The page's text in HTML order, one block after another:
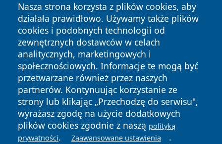
Nasza strona korzysta z plików cookies, aby
działała prawidłowo. Używamy także plików
cookies i podobnych technologii od
zewnętrznych dostawców w celach
analitycznych, marketingowych i
społecznościowych. Informacje te mogą być
przetwarzane również przez naszych
partnerów. Kontynuując korzystanie ze
strony lub klikając „Przechodzę do serwisu",
wyrażasz zgodę na użycie dodatkowych
plików cookies zgodnie z naszą polityką
prywatności. Zaawansowane ustawienia .
Copyright © 2026 tomaszowonline.pl Wszystkie prawa
zastrzeżone.
News Autorzy
Polityka
Prywatności
Polityka
Cookies